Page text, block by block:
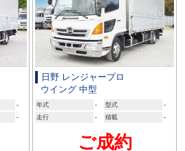
-
-
日野 レンジャープロ
ウイング 中型
年式 - 型式
-
走行
- 積載 -
ご成約